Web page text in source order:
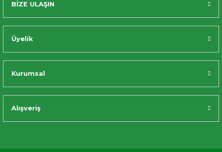
BİZE ULAŞIN
Üyelik
Kurumsal
Alışveriş